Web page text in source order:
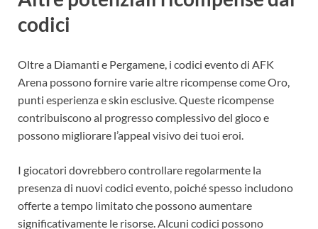
codici
Oltre a Diamanti e Pergamene, i codici evento di AFK
Arena possono fornire varie altre ricompense come Oro,
punti esperienza e skin esclusive. Queste ricompense
contribuiscono al progresso complessivo del gioco e
possono migliorare l’appeal visivo dei tuoi eroi.
I giocatori dovrebbero controllare regolarmente la
presenza di nuovi codici evento, poiché spesso includono
offerte a tempo limitato che possono aumentare
significativamente le risorse. Alcuni codici possono